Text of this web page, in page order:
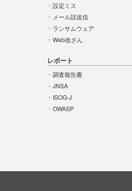
設定ミス
メール誤送信
ランサムウェア
Web改ざん
レポート
調査報告書
JNSA
ISOG-J
OWASP